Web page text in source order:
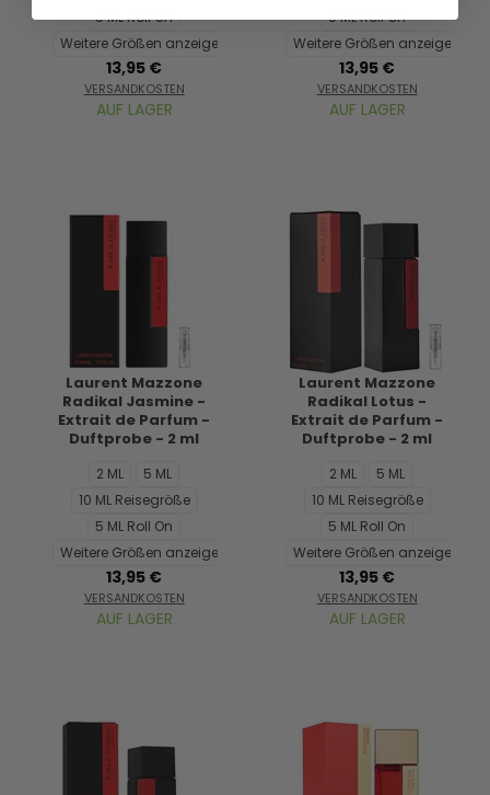
5 ML Roll On
Weitere Größen anzeigen...
13,95 €
VERSANDKOSTEN
AUF LAGER
5 ML Roll On
Weitere Größen anzeigen...
13,95 €
VERSANDKOSTEN
AUF LAGER
Laurent Mazzone
Radikal Jasmine -
Extrait de Parfum -
Duftprobe - 2 ml
2 ML
5 ML
10 ML Reisegröße
5 ML Roll On
Weitere Größen anzeigen...
13,95 €
VERSANDKOSTEN
AUF LAGER
Laurent Mazzone
Radikal Lotus -
Extrait de Parfum -
Duftprobe - 2 ml
2 ML
5 ML
10 ML Reisegröße
5 ML Roll On
Weitere Größen anzeigen...
13,95 €
VERSANDKOSTEN
AUF LAGER